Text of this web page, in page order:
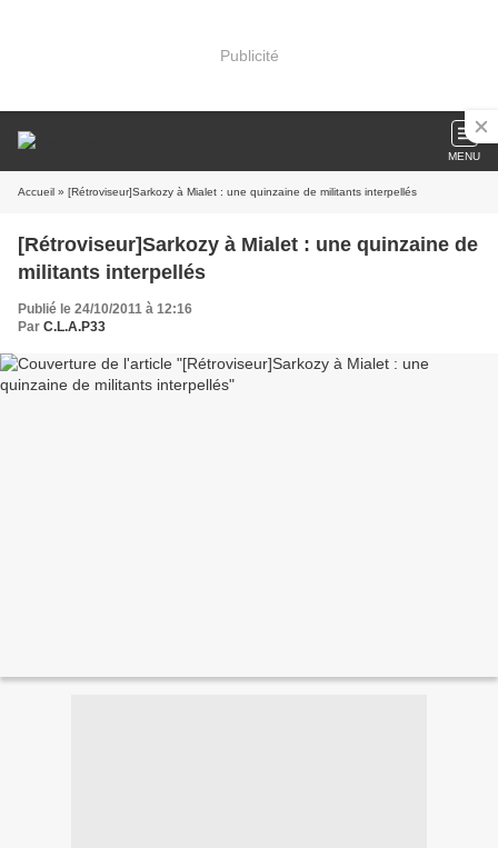
Publicité
MENU
Accueil » [Rétroviseur]Sarkozy à Mialet : une quinzaine de militants interpellés
[Rétroviseur]Sarkozy à Mialet : une quinzaine de
militants interpellés
Publié le 24/10/2011 à 12:16
Par C.L.A.P33